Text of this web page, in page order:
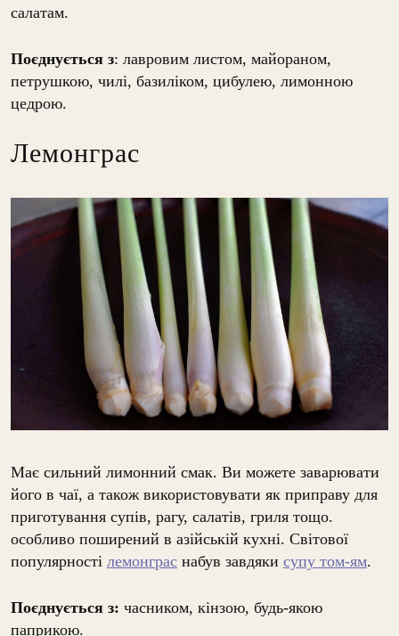
салатам.
Поєднується з: лавровим листом, майораном,
петрушкою, чилі, базиліком, цибулею, лимонною
цедрою.
Лемонграс
Має сильний лимонний смак. Ви можете заварювати
його в чаї, а також використовувати як приправу для
приготування супів, рагу, салатів, гриля тощо.
особливо поширений в азійській кухні. Світової
популярності лемонграс набув завдяки супу том-ям.
Поєднується з: часником, кінзою, будь-якою
паприкою.